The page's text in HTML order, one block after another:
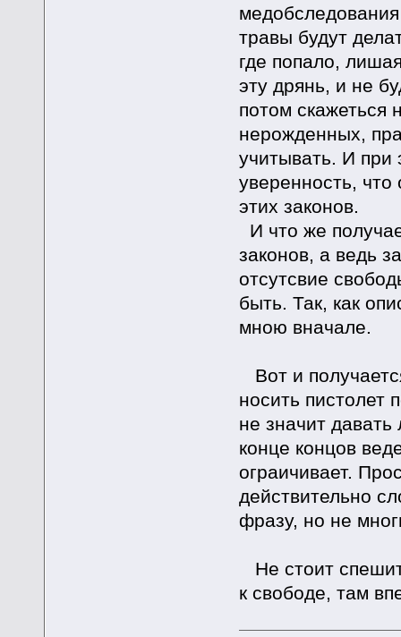
травы будут
где попало,
эту дрянь, и не
потом скажеться
нерожденных,
учитывать. И
уверенность, что
этих законов.
И что же
законов, а ведь
отсутсвие
быть. Так, как
мною вначале.
Вот и
носить пистолет
не значит
конце концов
ограичивает.
действительно
фразу, но не
Не стоит
к свободе, там